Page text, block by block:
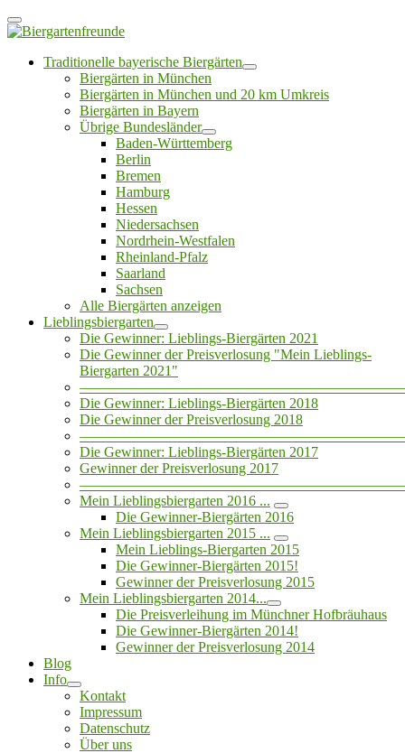
Traditionelle bayerische Biergärten
Biergärten in München
Biergärten in München und 20 km Umkreis
Biergärten in Bayern
Übrige Bundesländer
Baden-Württemberg
Berlin
Bremen
Hamburg
Hessen
Niedersachsen
Nordrhein-Westfalen
Rheinland-Pfalz
Saarland
Sachsen
Alle Biergärten anzeigen
Lieblingsbiergarten
Die Gewinner: Lieblings-Biergärten 2021
Die Gewinner der Preisverlosung "Mein Lieblings-
Biergarten 2021"
Die Gewinner: Lieblings-Biergärten 2018
Die Gewinner der Preisverlosung 2018
Die Gewinner: Lieblings-Biergärten 2017
Gewinner der Preisverlosung 2017
Mein Lieblingsbiergarten 2016 ...
Die Gewinner-Biergärten 2016
Mein Lieblingsbiergarten 2015 ...
Mein Lieblings-Biergarten 2015
Die Gewinner-Biergärten 2015!
Gewinner der Preisverlosung 2015
Mein Lieblingsbiergarten 2014...
Die Preisverleihung im Münchner Hofbräuhaus
Die Gewinner-Biergärten 2014!
Gewinner der Preisverlosung 2014
Blog
Info
Kontakt
Impressum
Datenschutz
Über uns